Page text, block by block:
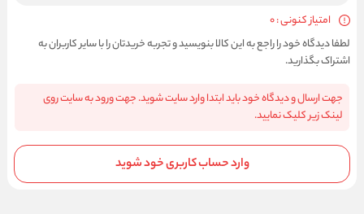
امتیاز کنونی : 0
لطفا دیدگاه خود را راجع به این کالا بنویسید و تجربه خریدتان را با سایر کاربران به
اشتراک بگذارید.
جهت ارسال و دیدگاه خود باید ابتدا وارد سایت شوید. جهت ورود به سایت روی
لینک زیر کلیک نمایید.
وارد حساب کاربری خود شوید